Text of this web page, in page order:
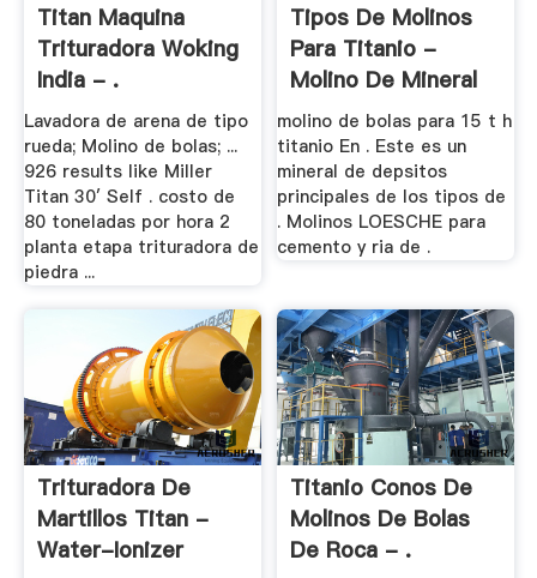
Titan Maquina
Trituradora Woking
India - .
Lavadora de arena de tipo
rueda; Molino de bolas; ...
926 results like Miller
Titan 30′ Self . costo de
80 toneladas por hora 2
planta etapa trituradora de
piedra ...
Tipos De Molinos
Para Titanio -
Molino De Mineral
...
molino de bolas para 15 t h
titanio En . Este es un
mineral de depsitos
principales de los tipos de
. Molinos LOESCHE para
cemento y ria de .
Trituradora De
Martillos Titan -
Water-Ionizer
Titanio Conos De
Molinos De Bolas
De Roca - .